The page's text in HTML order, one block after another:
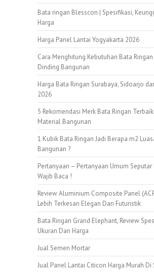
Bata ringan Blesscon | Spesifikasi,
Harga
Harga Panel Lantai Yogyakarta 2026
Cara Menghitung Kebutuhan Bata
Dinding Bangunan
Harga Bata Ringan Surabaya, Sidoarjo
2026
5 Rekomendasi Merk Bata Ringan
Material Bangunan
1 Kubik Bata Ringan Jadi Berapa m2
Bangunan ?
Pertanyaan – Pertanyaan Umum Seputar
Wajib Baca !
Review Aluminium Composite Panel
Lebih Terkesan Elegan Dan Futuristik
Bata Ringan Grand Elephant, Review
Ukuran Dan Harga
Jual Semen Mortar
Jual Panel Lantai Citicon Harga Murah Di